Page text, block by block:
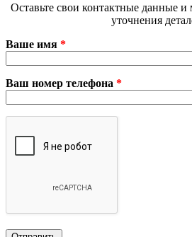
Оставьте свои контактные данные
уточнения
Ваше имя *
Ваш номер телефона *